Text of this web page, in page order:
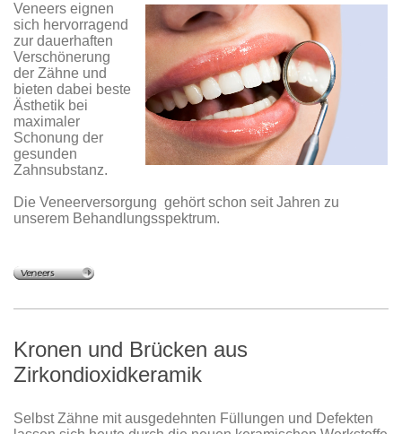
Veneers eignen
sich hervorragend
zur dauerhaften
Verschönerung
der Zähne und
bieten dabei beste
Ästhetik bei
maximaler
Schonung der
gesunden
Zahnsubstanz.
Die Veneerversorgung gehört schon seit Jahren zu
unserem Behandlungsspektrum.
Kronen und Brücken aus
Zirkondioxidkeramik
Selbst Zähne mit ausgedehnten Füllungen und Defekten